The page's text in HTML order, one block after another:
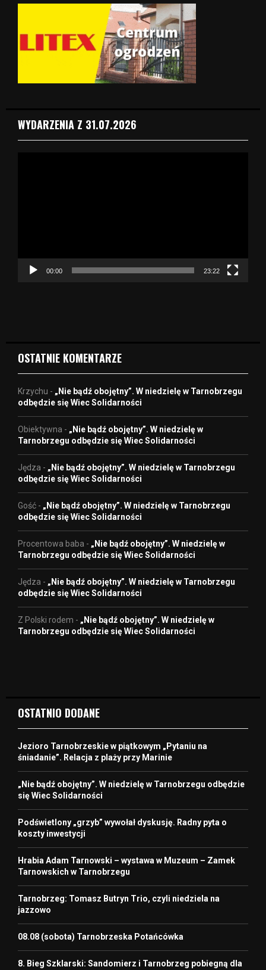
WYDARZENIA Z 31.07.2026
c
00:00 23:22
OSTATNIE KOMENTARZE
Krzychu - „Nie bądź obojętny”. W niedzielę w Tarnobrzegu
odbędzie się Wiec Solidarności
Obiektywna - „Nie bądź obojętny”. W niedzielę w
Tarnobrzegu odbędzie się Wiec Solidarności
Jędza - „Nie bądź obojętny”. W niedzielę w Tarnobrzegu
odbędzie się Wiec Solidarności
Gość - „Nie bądź obojętny”. W niedzielę w Tarnobrzegu
odbędzie się Wiec Solidarności
Procentowa baba - „Nie bądź obojętny”. W niedzielę w
Tarnobrzegu odbędzie się Wiec Solidarności
Jędza - „Nie bądź obojętny”. W niedzielę w Tarnobrzegu
odbędzie się Wiec Solidarności
Z Polski rodem - „Nie bądź obojętny”. W niedzielę w
Tarnobrzegu odbędzie się Wiec Solidarności
OSTATNIO DODANE
Jezioro Tarnobrzeskie w piątkowym „Pytaniu na
śniadanie”. Relacja z plaży przy Marinie
„Nie bądź obojętny”. W niedzielę w Tarnobrzegu odbędzie
się Wiec Solidarności
Podświetlony „grzyb” wywołał dyskusję. Radny pyta o
koszty inwestycji
Hrabia Adam Tarnowski – wystawa w Muzeum – Zamek
Tarnowskich w Tarnobrzegu
Tarnobrzeg: Tomasz Butryn Trio, czyli niedziela na
jazzowo
08.08 (sobota) Tarnobrzeska Potańcówka
8. Bieg Szklarski: Sandomierz i Tarnobrzeg pobiegną dla